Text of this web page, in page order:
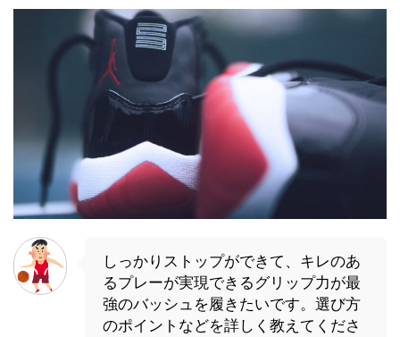
しっかりストップができて、キレのあ
るプレーが実現できるグリップ力が最
強のバッシュを履きたいです。選び方
のポイントなどを詳しく教えてくださ